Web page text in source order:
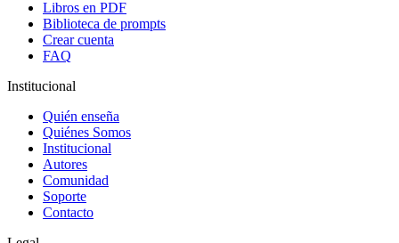
Libros en PDF
Biblioteca de prompts
Crear cuenta
FAQ
Institucional
Quién enseña
Quiénes Somos
Institucional
Autores
Comunidad
Soporte
Contacto